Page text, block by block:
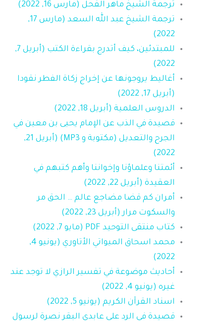
ترجمة الشيخ ماهر الفحل (مارس 16, 2022)
ترجمة الشيخ عبد الله السعد (مارس 17,
2022)
للمبتدئين، كيف أتدرج بقراءة الكتب (أبريل 7,
2022)
أغاليط يروجونها عن إخراج زكاة الفطر نقودا
(أبريل 17, 2022)
الدروس العلمية (أبريل 18, 2022)
قصيدة في الذب عن الإمام يحيى بن معين في
الجرح والتعديل (مكتوبة و MP3) (أبريل 21,
2022)
أئمتنا وعلماؤنا وإخواننا وأهم كتبهم في
العقيدة (أبريل 22, 2022)
أمران كم قضا مضاجع عالم … الحق مر
والسكوت مرار (أبريل 23, 2022)
كتاب منتقى التوحيد PDF (مايو 7, 2022)
محمد اسحاق الميواتي الأتاوري (يونيو 4,
2022)
أحاديث موضوعة في تفسير الرازي لا توجد عند
غيره (يونيو 4, 2022)
اسناد القرآن الكريم (يونيو 5, 2022)
قصيدة في الرد على عابدي البقر نصرة لرسول